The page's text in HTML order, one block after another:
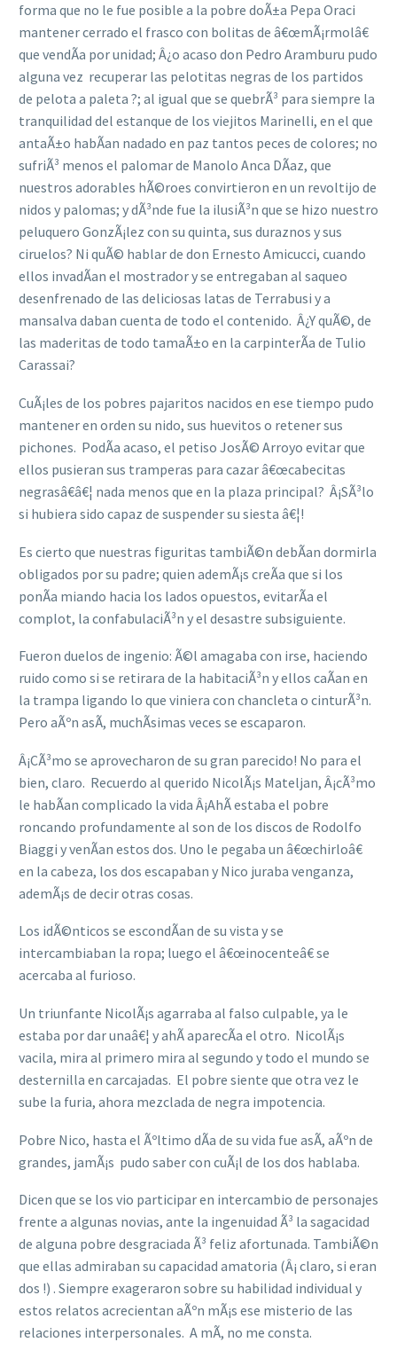
forma que no le fue posible a la pobre doÃ±a Pepa Oraci
mantener cerrado el frasco con bolitas de â€œmÃ¡rmolâ€
que vendÃ­a por unidad; Â¿o acaso don Pedro Aramburu pudo
alguna vez recuperar las pelotitas negras de los partidos
de pelota a paleta ?; al igual que se quebrÃ³ para siempre la
tranquilidad del estanque de los viejitos Marinelli, en el que
antaÃ±o habÃ­an nadado en paz tantos peces de colores; no
sufriÃ³ menos el palomar de Manolo Anca DÃ­az, que
nuestros adorables hÃ©roes convirtieron en un revoltijo de
nidos y palomas; y dÃ³nde fue la ilusiÃ³n que se hizo nuestro
peluquero GonzÃ¡lez con su quinta, sus duraznos y sus
ciruelos? Ni quÃ© hablar de don Ernesto Amicucci, cuando
ellos invadÃ­an el mostrador y se entregaban al saqueo
desenfrenado de las deliciosas latas de Terrabusi y a
mansalva daban cuenta de todo el contenido. Â¿Y quÃ©, de
las maderitas de todo tamaÃ±o en la carpinterÃ­a de Tulio
Carassai?
CuÃ¡les de los pobres pajaritos nacidos en ese tiempo pudo
mantener en orden su nido, sus huevitos o retener sus
pichones. PodÃ­a acaso, el petiso JosÃ© Arroyo evitar que
ellos pusieran sus tramperas para cazar â€œcabecitas
negrasâ€â€¦ nada menos que en la plaza principal? Â¡SÃ³lo
si hubiera sido capaz de suspender su siesta â€¦!
Es cierto que nuestras figuritas tambiÃ©n debÃ­an dormirla
obligados por su padre; quien ademÃ¡s creÃ­a que si los
ponÃ­a miando hacia los lados opuestos, evitarÃ­a el
complot, la confabulaciÃ³n y el desastre subsiguiente.
Fueron duelos de ingenio: Ã©l amagaba con irse, haciendo
ruido como si se retirara de la habitaciÃ³n y ellos caÃ­an en
la trampa ligando lo que viniera con chancleta o cinturÃ³n.
Pero aÃºn asÃ­, muchÃ­simas veces se escaparon.
Â¡CÃ³mo se aprovecharon de su gran parecido! No para el
bien, claro. Recuerdo al querido NicolÃ¡s Mateljan, Â¡cÃ³mo
le habÃ­an complicado la vida Â¡AhÃ­ estaba el pobre
roncando profundamente al son de los discos de Rodolfo
Biaggi y venÃ­an estos dos. Uno le pegaba un â€œchirloâ€
en la cabeza, los dos escapaban y Nico juraba venganza,
ademÃ¡s de decir otras cosas.
Los idÃ©nticos se escondÃ­an de su vista y se
intercambiaban la ropa; luego el â€œinocenteâ€ se
acercaba al furioso.
Un triunfante NicolÃ¡s agarraba al falso culpable, ya le
estaba por dar unaâ€¦ y ahÃ­ aparecÃ­a el otro. NicolÃ¡s
vacila, mira al primero mira al segundo y todo el mundo se
desternilla en carcajadas. El pobre siente que otra vez le
sube la furia, ahora mezclada de negra impotencia.
Pobre Nico, hasta el Ãºltimo dÃ­a de su vida fue asÃ­, aÃºn de
grandes, jamÃ¡s pudo saber con cuÃ¡l de los dos hablaba.
Dicen que se los vio participar en intercambio de personajes
frente a algunas novias, ante la ingenuidad Ã³ la sagacidad
de alguna pobre desgraciada Ã³ feliz afortunada. TambiÃ©n
que ellas admiraban su capacidad amatoria (Â¡ claro, si eran
dos !) . Siempre exageraron sobre su habilidad individual y
estos relatos acrecientan aÃºn mÃ¡s ese misterio de las
relaciones interpersonales. A mÃ­, no me consta.